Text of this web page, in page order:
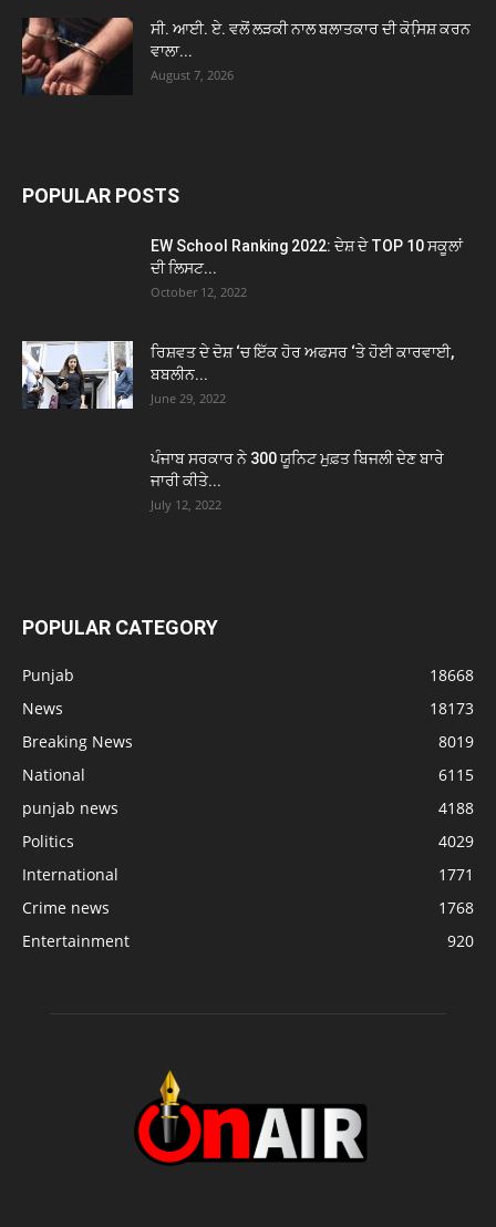
ਸੀ. ਆਈ. ਏ. ਵਲੋਂ ਲੜਕੀ ਨਾਲ ਬਲਾਤਕਾਰ ਦੀ ਕੋਸਿ਼ਸ਼ ਕਰਨ
ਵਾਲਾ...
August 7, 2026
POPULAR POSTS
EW School Ranking 2022: ਦੇਸ਼ ਦੇ TOP 10 ਸਕੂਲਾਂ
ਦੀ ਲਿਸਟ...
October 12, 2022
ਰਿਸ਼ਵਤ ਦੇ ਦੋਸ਼ ‘ਚ ਇੱਕ ਹੋਰ ਅਫਸਰ ‘ਤੇ ਹੋਈ ਕਾਰਵਾਈ,
ਬਬਲੀਨ...
June 29, 2022
ਪੰਜਾਬ ਸਰਕਾਰ ਨੇ 300 ਯੂਨਿਟ ਮੁਫ਼ਤ ਬਿਜਲੀ ਦੇਣ ਬਾਰੇ
ਜਾਰੀ ਕੀਤੇ...
July 12, 2022
POPULAR CATEGORY
Punjab
18668
News
18173
Breaking News
8019
National
6115
punjab news
4188
Politics
4029
International
1771
Crime news
1768
Entertainment
920